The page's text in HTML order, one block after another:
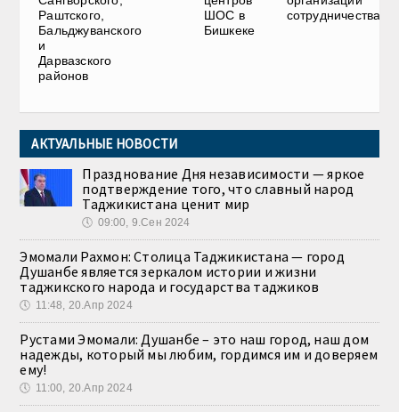
Раштского,
Бальджуванского
и
Дарвазского
районов
ШОС в
Бишкеке
сотрудничества
АКТУАЛЬНЫЕ НОВОСТИ
Празднование Дня независимости — яркое
подтверждение того, что славный народ
Таджикистана ценит мир
🕔 09:00, 9.Сен 2024
Эмомали Рахмон: Столица Таджикистана — город
Душанбе является зеркалом истории и жизни
таджикского народа и государства таджиков
🕔 11:48, 20.Апр 2024
Рустами Эмомали: Душанбе – это наш город, наш дом
надежды, который мы любим, гордимся им и доверяем
ему!
🕔 11:00, 20.Апр 2024